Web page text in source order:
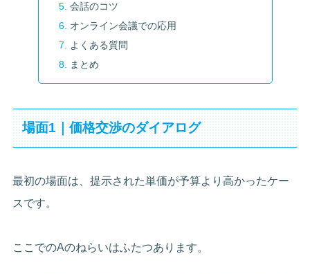
会話のコツ
オンライン会議での応用
よくある質問
まとめ
場面1｜価格交渉のダイアログ
最初の場面は、提示された単価が予算より高かったケー
スです。
ここでのAのねらいはふたつあります。